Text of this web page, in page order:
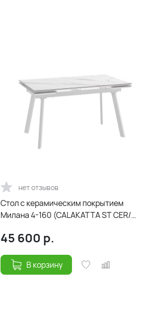
нет отзывов
Cтол с керамическим покрытием
Милана 4-160 (CALAKATTA ST CER/
45 600 р.
В корзину